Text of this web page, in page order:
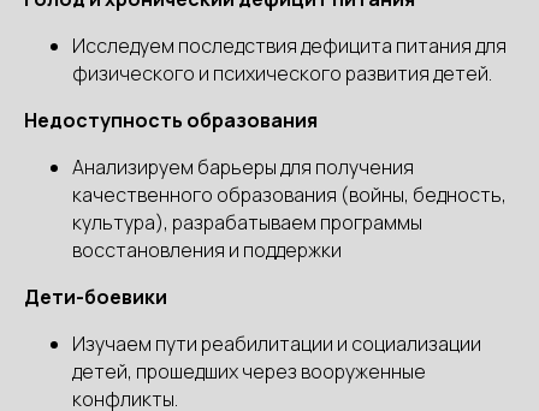
Исследуем последствия дефицита питания для
физического и психического развития детей.
Недоступность образования
Анализируем барьеры для получения
качественного образования (войны, бедность,
культура), разрабатываем программы
восстановления и поддержки
Дети-боевики
Изучаем пути реабилитации и социализации
детей, прошедших через вооруженные
конфликты.